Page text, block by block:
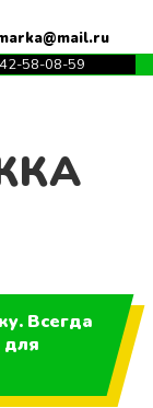
58-08-59
Всегда
для